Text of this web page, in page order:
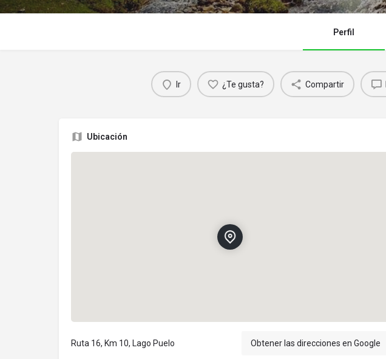
Perfil
Ir ¿Te gusta? Compartir
Ubicación
Ruta 16, Km 10, Lago Puelo Obtener las direcciones en Google